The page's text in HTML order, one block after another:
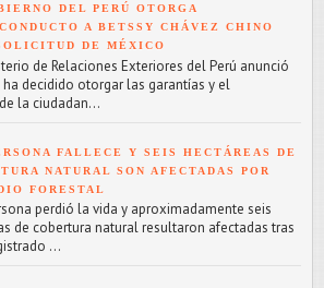
DEL PERÚ OTORGA
A BETSSY CHÁVEZ CHINO
DE MÉXICO
de Relaciones Exteriores del Perú anunció
ha decidido otorgar las garantías y el
la ciudadan...
FALLECE Y SEIS HECTÁREAS DE
NATURAL SON AFECTADAS POR
FORESTAL
perdió la vida y aproximadamente seis
de cobertura natural resultaron afectadas tras
...